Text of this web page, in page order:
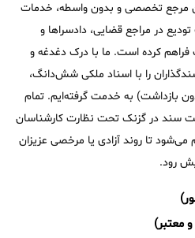
مرجع تخصصی و بدون واسطه، خدمات
در مراجع قضایی، دادسراها و
فراهم کرده است. ما با درک دغدغه و
را با اسناد ملکی شش‌دانگ،
بازداشت) به خدمت گرفته‌ایم. تمام
سند در گزنک تحت نظارت کارشناسان
می‌شود تا روند آزادی یا مرخصی عزیزان
رود.
معتبر)